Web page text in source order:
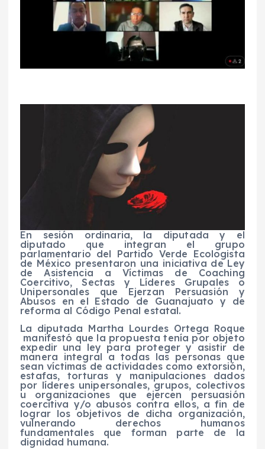
En sesión ordinaria, la diputada y el
diputado que integran el grupo
parlamentario del Partido Verde Ecologista
de México presentaron una iniciativa de Ley
de Asistencia a Víctimas de Coaching
Coercitivo, Sectas y Líderes Grupales o
Unipersonales que Ejerzan Persuasión y
Abusos en el Estado de Guanajuato y de
reforma al Código Penal estatal.
La diputada Martha Lourdes Ortega Roque
manifestó que la propuesta tenía por objeto
expedir una ley para proteger y asistir de
manera integral a todas las personas que
sean víctimas de actividades como extorsión,
estafas, torturas y manipulaciones dados
por líderes unipersonales, grupos, colectivos
u organizaciones que ejercen persuasión
coercitiva y/o abusos contra ellos, a fin de
lograr los objetivos de dicha organización,
vulnerando derechos humanos
fundamentales que forman parte de la
dignidad humana.